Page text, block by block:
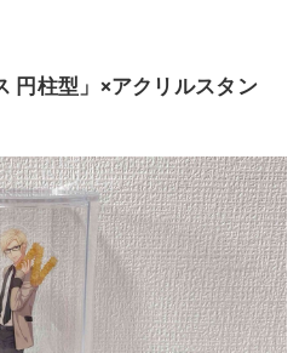
円柱型」×アクリルスタン